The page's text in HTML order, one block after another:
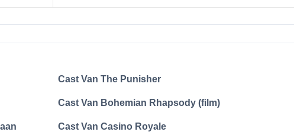
Cast Van The Punisher
Cast Van Bohemian Rhapsody (film)
Cast Van Casino Royale